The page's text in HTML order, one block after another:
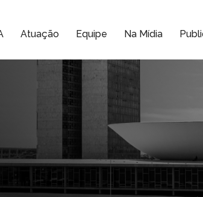
Atuação Equipe Na Mídia